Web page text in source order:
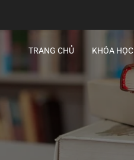
TRANG CHỦ KHÓA HỌC